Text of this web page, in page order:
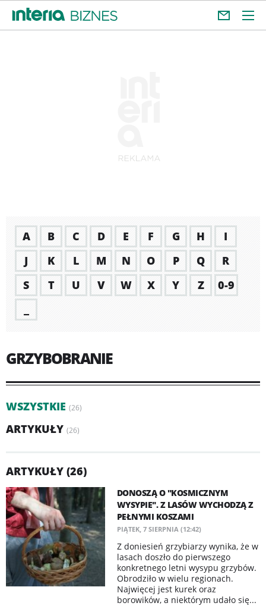
A B C D E F G H
I
J
K L M N O P Q
R
S
T U V W X Y Z
0-9
GRZYBOBRANIE
WSZYSTKIE (26)
ARTYKUŁY (26)
ARTYKUŁY (26)
DONOSZĄ O "KOSMICZNYM
WYSYPIE". Z LASÓW WYCHODZĄ Z
PEŁNYMI KOSZAMI
PIĄTEK, 7 SIERPNIA (12:42)
Z doniesień grzybiarzy wynika, że w
lasach doszło do pierwszego
konkretnego letni wysypu grzybów.
Obrodziło w wielu regionach.
Najwięcej jest kurek oraz
borowików, a niektórym udało się...